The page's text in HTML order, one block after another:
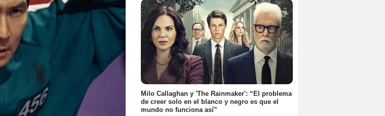
Milo Callaghan y 'The Rainmaker': “El problema
de creer solo en el blanco y negro es que el
mundo no funciona así”